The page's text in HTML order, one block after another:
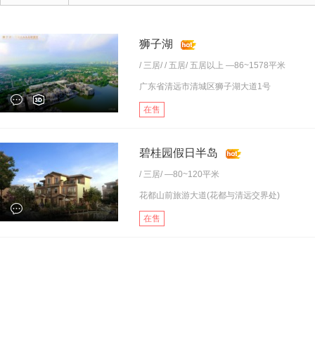
狮子湖
/ 三居/ / 五居/ 五居以上 —86~1578平米
广东省清远市清城区狮子湖大道1号
在售
碧桂园假日半岛
/ 三居/ —80~120平米
花都山前旅游大道(花都与清远交界处)
在售